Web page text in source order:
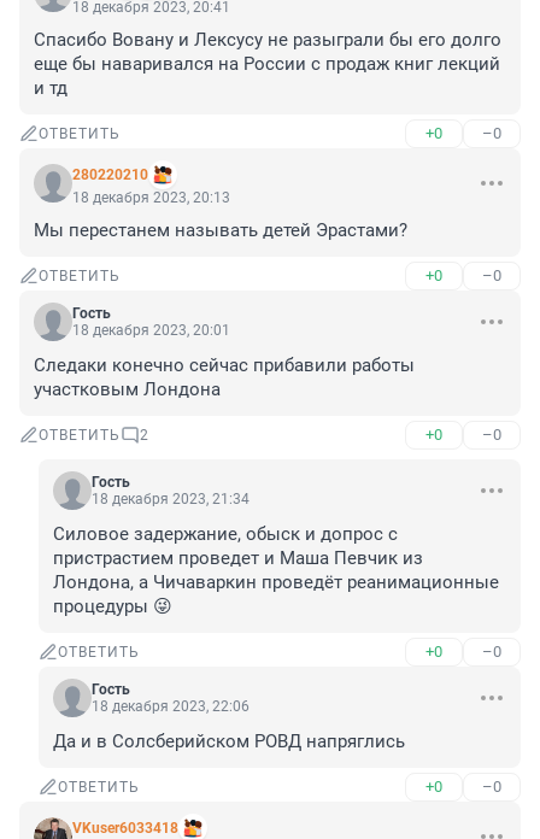
18 декабря 2023, 20:41
Спасибо Вовану и Лексусу не разыграли бы его долго
еще бы наваривался на России с продаж книг лекций
и тд
ОТВЕТИТЬ +0 –0
280220210
18 декабря 2023, 20:13
Мы перестанем называть детей Эрастами?
ОТВЕТИТЬ +0 –0
Гость
18 декабря 2023, 20:01
Следаки конечно сейчас прибавили работы
участковым Лондона
ОТВЕТИТЬ 2 +0 –0
Гость
18 декабря 2023, 21:34
Силовое задержание, обыск и допрос с
пристрастием проведет и Маша Певчик из
Лондона, а Чичаваркин проведёт реанимационные
процедуры 😜
ОТВЕТИТЬ +0 –0
Гость
18 декабря 2023, 22:06
Да и в Солсберийском РОВД напряглись
ОТВЕТИТЬ +0 –0
VKuser6033418